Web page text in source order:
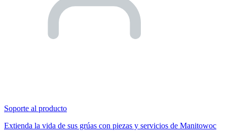
Soporte al producto
Extienda la vida de sus grúas con piezas y servicios de Manitowoc